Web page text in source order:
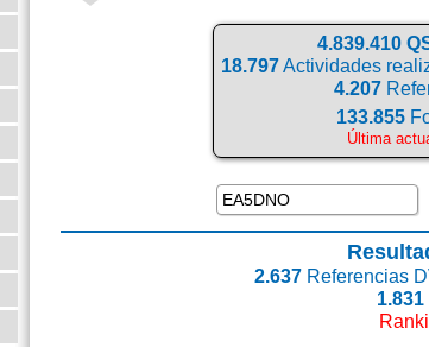
4.839.410
18.797Actividades
4.207
133.855
Última
2.637Referencias
1.831